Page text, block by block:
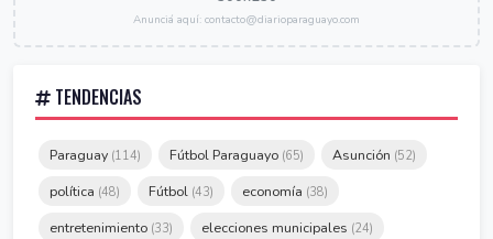
Anunciá aquí: contacto@diarioparaguayo.com
TENDENCIAS
Paraguay (114) Fútbol Paraguayo (65) Asunción (52)
política (48) Fútbol (43) economía (38)
entretenimiento (33) elecciones municipales (24)